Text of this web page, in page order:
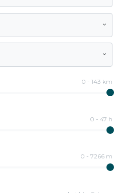
0 - 143 km
0 - 47 h
0 - 7266 m